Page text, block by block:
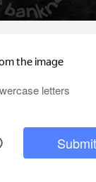
На нашу
носят
цены,